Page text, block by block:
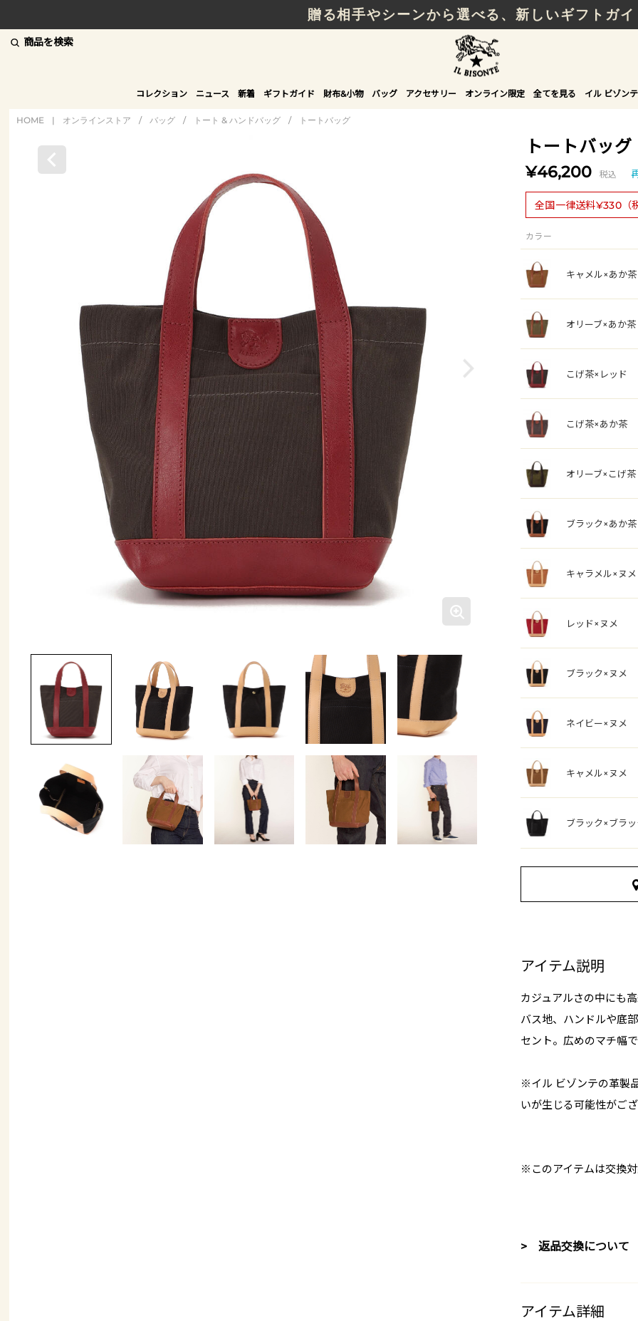
贈る相手やシーンから選べる、新しいギフトガイ
商品を検索
コレクション ニュース 新着 ギフトガイド 財布&小物 バッグ アクセサリー オンライン限定 全てを見る イル ビゾン
HOME | オンラインストア / バッグ / トート & ハンドバッグ / トートバッグ
トートバッグ
¥46,200 税込
全国一律送料¥330（
カラー
キャメル×あか茶
オリーブ×あか茶
こげ茶×レッド
こげ茶×あか茶
オリーブ×こげ茶
ブラック×あか茶
キャラメル×ヌメ
レッド×ヌメ
ブラック×ヌメ
ネイビー×ヌメ
キャメル×ヌメ
ブラック×ブラ
アイテム説明
カジュアルさの中にも
バス地、ハンドルや底
セント。広めのマチ幅
※イル ビゾンテの革製
いが生じる可能性がご
※このアイテムは交換
> 返品交換について
アイテム詳細